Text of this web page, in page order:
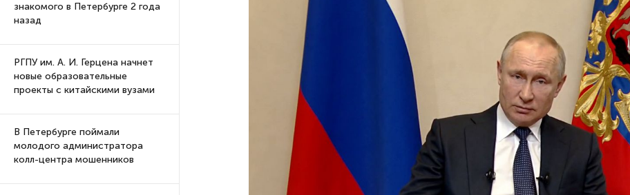
знакомого в Петербурге 2 года
назад
РГПУ им. А. И. Герцена начнет
новые образовательные
проекты с китайскими вузами
В Петербурге поймали
молодого администратора
колл-центра мошенников